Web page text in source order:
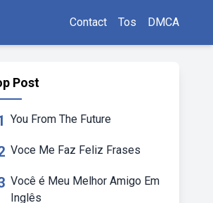
Contact Tos DMCA
Post
You From The Future
Voce Me Faz Feliz Frases
Você é Meu Melhor Amigo Em
Inglês